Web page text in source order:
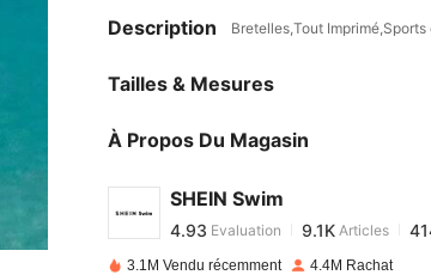
Description Bretelles,Tout
Tailles & Mesures
À Propos Du Magasin
SHEIN Swim
4.93 9.1K
4.93
m***opayéIl y a 1 jour
3.1M Vendu récemment 4.4M Rachat